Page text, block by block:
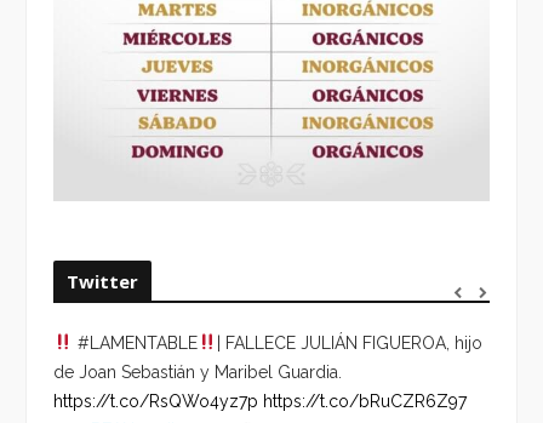
Twitter
#LAMENTABLE
| FALLECE JULIÁN FIGUEROA, hijo
de Joan Sebastián y Maribel Guardia.
https://t.co/RsQWo4yz7p https://t.co/bRuCZR6Z97